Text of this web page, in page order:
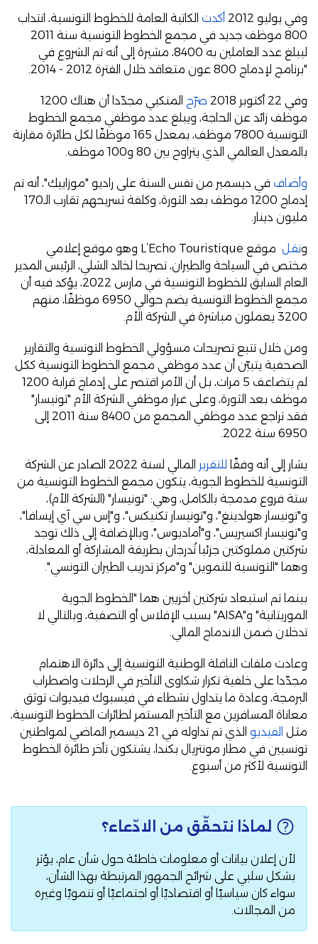
وفي يوليو 2012 أكدت الكاتبة العامة للخطوط التونسية، انتداب
800 موظف جديد في مجمع الخطوط التونسية سنة 2011
ليبلغ عدد العاملين به 8400، مشيرة إلى أنه تم الشروع في
"برنامج لإدماج 800 عون متعاقد خلال الفترة 2012 - 2014.
وفي 22 أكتوبر 2018 صرّح
المنكبي مجدّدا أن هناك 1200
موظف زائد عن الحاجة، ويبلغ عدد موظفي مجمع الخطوط
التونسية 7800 موظف، بمعدل 165 موظفًا لكل طائرة مقارنة
بالمعدل العالمي الذي يتراوح بين 80 و100 موظف.
وأضاف في ديسمبر من نفس السنة على راديو "موزاييك"، أنه تم
إدماج 1200 موظف بعد الثورة، وكلفة تسريحهم تقارب الـ170
مليون دينار.
ونقل
موقع L’Echo Touristique وهو موقع إعلامي
مختص في السياحة والطيران، تصريحا لخالد الشلي، الرئيس المدير
العام السابق للخطوط التونسية في مارس 2022، يؤكد فيه أن
مجمع الخطوط التونسية يضم حوالي 6950 موظفًا، منهم
3200 يعملون مباشرة في الشركة الأم.
ومن خلال تتبع تصريحات مسؤولي الخطوط التونسية والتقارير
الصحفية يتبيّن أن عدد موظفي مجمع الخطوط التونسية ككل
لم يتضاعف 5 مرات، بل أن الأمر اقتصر على إدماج قرابة 1200
موظف بعد الثورة، وعلى غرار موظفي الشركة الأم "تونيسار"
فقد تراجع عدد موظفي المجمع من 8400 سنة 2011 إلى
6950 سنة 2022.
يشار إلى أنه وفقًا للتقرير
المالي لسنة 2022 الصادر عن الشركة
التونسية للخطوط الجوية، يتكون مجمع الخطوط التونسية من
ستة فروع مدمجة بالكامل، وهي: "تونيسار" (الشركة الأم)،
و"تونيسار هولدينغ"، و"تونيسار تكنيكس"، و"إس سي آي إيسافا"،
و"تونيسار اكسبريس"، و"أماديوس"، وبالإضافة إلى ذلك توجد
شركتين مملوكتين جزئيا تُدرجان بطريقة المشاركة أو المعادلة،
وهما "التونسية للتموين" و"مركز تدريب الطيران التونسي".
بينما تم استبعاد شركتين أخريين هما "الخطوط الجوية
الموريتانية" و"AISA" بسبب الإفلاس أو التصفية، وبالتالي لا
تدخلان ضمن الاندماج المالي.
وعادت ملفات الناقلة الوطنية التونسية إلى دائرة الاهتمام
مجدّدا على خلفية تكرار شكاوى التأخير في الرحلات واضطراب
البرمجة، وعادة ما يتداول نشطاء في فيسبوك فيديوات توثق
معاناة المسافرين مع التأخير المستمر لطائرات الخطوط التونسية،
مثل الفيديو
الذي تم تداوله في 21 ديسمبر الماضي لمواطنين
تونسيين في مطار مونتريال بكندا، يشتكون تأخر طائرة الخطوط
التونسية لأكثر من أسبوع.
لماذا نتحقّق من الادّعاء؟
لأن إعلان بيانات أو معلومات خاطئة حول شأن عام، يؤثر
بشكل سلبي على شرائح الجمهور المرتبطة بهذا الشأن،
سواء كان سياسيًا أو اقتصاديًا أو اجتماعيًا أو تنمويًا وغيره
من المجالات.